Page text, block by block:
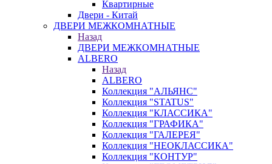
Квартирные
Двери - Китай
ДВЕРИ МЕЖКОМНАТНЫЕ
Назад
ДВЕРИ МЕЖКОМНАТНЫЕ
ALBERO
Назад
ALBERO
Коллекция "АЛЬЯНС"
Коллекция "STATUS"
Коллекция "КЛАССИКА"
Коллекция "ГРАФИКА"
Коллекция "ГАЛЕРЕЯ"
Коллекция "НЕОКЛАССИКА"
Коллекция "КОНТУР"